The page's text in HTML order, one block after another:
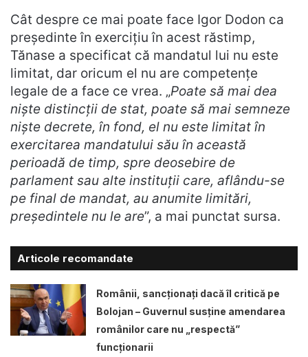
Cât despre ce mai poate face Igor Dodon ca
președinte în exercițiu în acest răstimp,
Tănase a specificat că mandatul lui nu este
limitat, dar oricum el nu are competențe
legale de a face ce vrea. „Poate să mai dea
niște distincții de stat, poate să mai semneze
niște decrete, în fond, el nu este limitat în
exercitarea mandatului său în această
perioadă de timp, spre deosebire de
parlament sau alte instituții care, aflându-se
pe final de mandat, au anumite limitări,
președintele nu le are”, a mai punctat sursa.
Articole recomandate
Românii, sancționați dacă îl critică pe
Bolojan – Guvernul susține amendarea
românilor care nu „respectă”
funcționarii